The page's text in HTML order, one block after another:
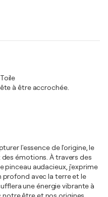
à être accrochée.
l'essence de l'origine, le
émotions. À travers des
pinceau audacieux, j'exprime
profond avec la terre et le
une énergie vibrante à